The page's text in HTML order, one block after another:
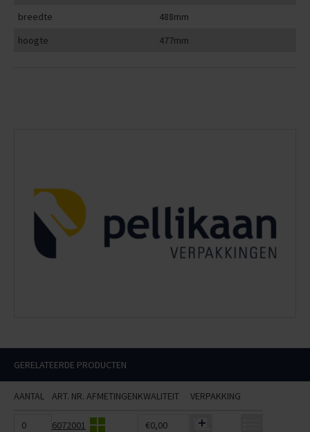
breedte
488mm
hoogte
477mm
GERELATEERDE PRODUCTEN
AANTAL ART. NR. AFMETINGENKWALITEIT VERPAKKING
6072001 €0,00